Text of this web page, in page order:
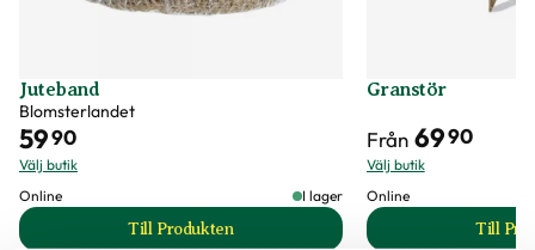
Fruktkött Saftigt
Utmärkande egenskaper
Art nr 336339
Jordprodukter Planteringsjord
Beskärningstid Juli-september (JAS-perioden)
Mognadstid Augusti
Juteband
Blomsterlandet
5990
Välj butik
Online
I lager
Till Produkten
till Juteband produktsida
Granstör
Från 6990
Välj butik
Online
Till